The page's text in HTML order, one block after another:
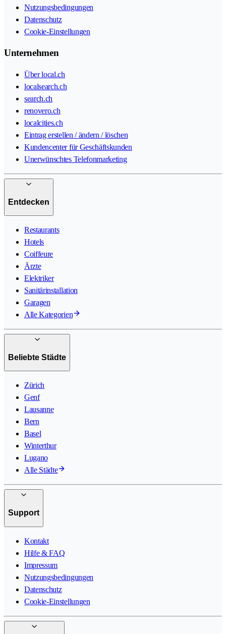
Nutzungsbedingungen
Datenschutz
Cookie-Einstellungen
Unternehmen
Über local.ch
localsearch.ch
search.ch
renovero.ch
localcities.ch
Eintrag erstellen / ändern / löschen
Kundencenter für Geschäftskunden
Unerwünschtes Telefonmarketing
Entdecken
Restaurants
Hotels
Coiffeure
Ärzte
Elektriker
Sanitärinstallation
Garagen
Alle Kategorien
Beliebte Städte
Zürich
Genf
Lausanne
Bern
Basel
Winterthur
Lugano
Alle Städte
Support
Kontakt
Hilfe & FAQ
Impressum
Nutzungsbedingungen
Datenschutz
Cookie-Einstellungen